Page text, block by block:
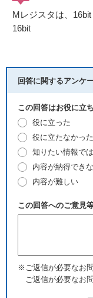
Mレジスタは、
16bit
回答に関するアンケ
この回答はお役に立
役に立った
役に立たなかっ
知りたい情報で
内容が納得でき
内容が難しい
この回答へのご意見
※ご返信が必要なお
ご返信が必要なお